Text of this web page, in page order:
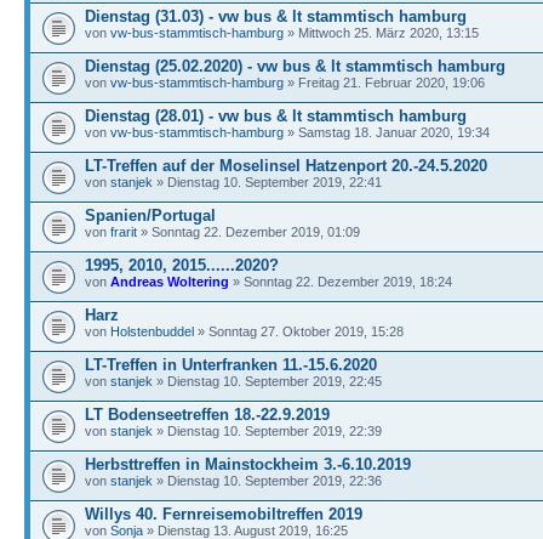
Dienstag (31.03) - vw bus & lt stammtisch hamburg
von vw-bus-stammtisch-hamburg » Mittwoch 25. März 2020, 13:15
Dienstag (25.02.2020) - vw bus & lt stammtisch hamburg
von vw-bus-stammtisch-hamburg » Freitag 21. Februar 2020, 19:06
Dienstag (28.01) - vw bus & lt stammtisch hamburg
von vw-bus-stammtisch-hamburg » Samstag 18. Januar 2020, 19:34
LT-Treffen auf der Moselinsel Hatzenport 20.-24.5.2020
von stanjek » Dienstag 10. September 2019, 22:41
Spanien/Portugal
von frarit » Sonntag 22. Dezember 2019, 01:09
1995, 2010, 2015......2020?
von Andreas Woltering » Sonntag 22. Dezember 2019, 18:24
Harz
von Holstenbuddel » Sonntag 27. Oktober 2019, 15:28
LT-Treffen in Unterfranken 11.-15.6.2020
von stanjek » Dienstag 10. September 2019, 22:45
LT Bodenseetreffen 18.-22.9.2019
von stanjek » Dienstag 10. September 2019, 22:39
Herbsttreffen in Mainstockheim 3.-6.10.2019
von stanjek » Dienstag 10. September 2019, 22:36
Willys 40. Fernreisemobiltreffen 2019
von Sonja » Dienstag 13. August 2019, 16:25